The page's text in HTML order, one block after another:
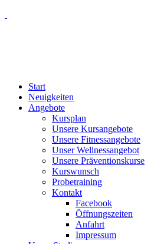
Start
Neuigkeiten
Angebote
Kursplan
Unsere Kursangebote
Unsere Fitnessangebote
Unser Wellnessangebot
Unsere Präventionskurse
Kurswunsch
Probetraining
Kontakt
Facebook
Öffnungszeiten
Anfahrt
Impressum